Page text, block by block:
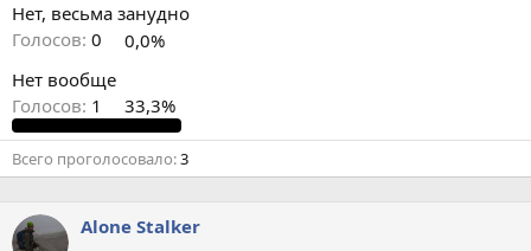
Нет, весьма занудно
Голосов: 0
0,0%
Нет вообще
Голосов: 1 33,3%
Всего проголосовало 3
Alone Stalker